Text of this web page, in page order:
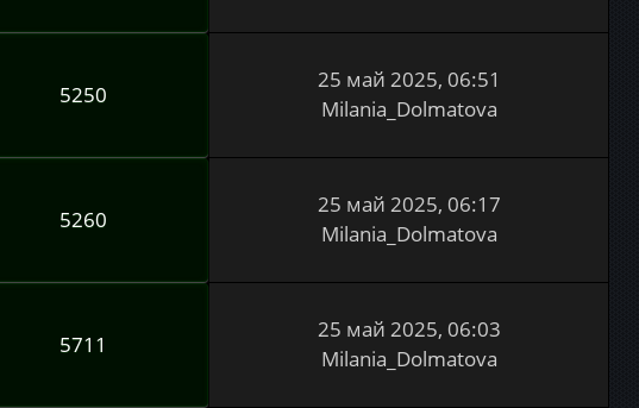
5250
25 май 2025, 06:51
Milania_Dolmatova
5260
25 май 2025, 06:17
Milania_Dolmatova
5711
25 май 2025, 06:03
Milania_Dolmatova